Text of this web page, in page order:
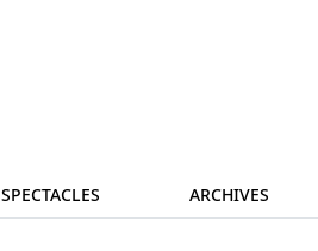
SPECTACLES ARCHIVES